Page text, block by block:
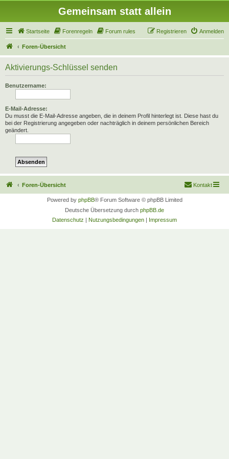
Gemeinsam statt allein
Startseite Forenregeln Forum rules Anmelden
Registrieren
Foren-Übersicht
Aktivierungs-Schlüssel senden
Benutzername:
E-Mail-Adresse:
Du musst die E-Mail-Adresse angeben, die in deinem Profil hinterlegt ist. Diese hast du
bei der Registrierung angegeben oder nachträglich in deinem persönlichen Bereich
geändert.
Foren-Übersicht Kontakt
Powered by phpBB® Forum Software © phpBB Limited
Deutsche Übersetzung durch phpBB.de
Datenschutz | Nutzungsbedingungen | Impressum